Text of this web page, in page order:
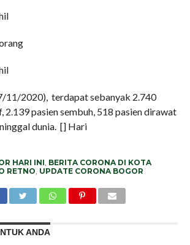
11/2020), terdapat sebanyak 2.740
pasien sembuh, 518 pasien dirawat
dunia. [] Hari
HARI INI BERITA CORONA DI KOTA
RETNO UPDATE CORONA BOGOR
ANDA